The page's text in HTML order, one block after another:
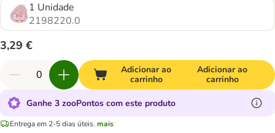
1 Unidade
2198220.0
3,29 €
Adicionar ao
carrinho
Adicionar ao
carrinho
Ganhe 3 zooPontos com este produto
Entrega em 2-5 dias úteis. mais